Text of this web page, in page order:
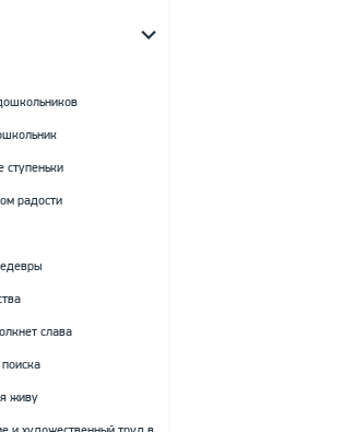
ступеньки
радости
слава
живу